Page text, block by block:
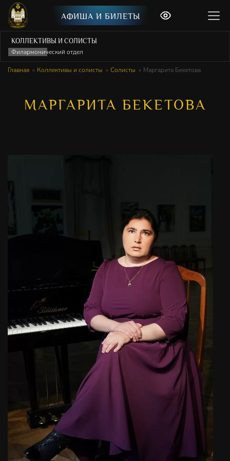
АФИША И БИЛЕТЫ
КОЛЛЕКТИВЫ И СОЛИСТЫ
Филармонический отдел
Главная Коллективы и солисты Солисты Маргарита Бекетова
МАРГАРИТА БЕКЕТОВА